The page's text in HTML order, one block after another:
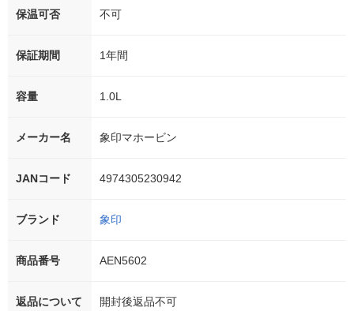
保温可否 不可
保証期間 1年間
容量 1.0L
メーカー名 象印マホービン
JANコード 4974305230942
ブランド 象印
商品番号 AEN5602
返品について
開封後返品不可